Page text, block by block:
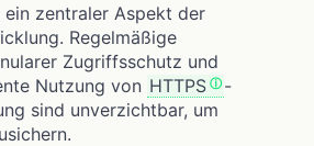
ein zentraler Aspekt der
Regelmäßige
Zugriffsschutz und
Nutzung von HTTPS
-
sind unverzichtbar, um